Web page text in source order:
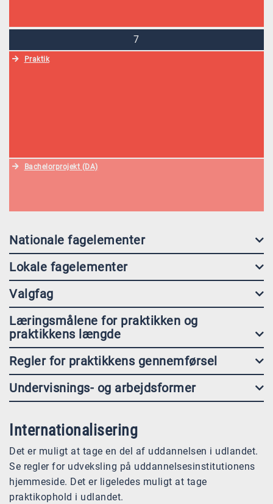
7
Praktik
Bachelorprojekt (DA)
Nationale fagelementer
Lokale fagelementer
Valgfag
Læringsmålene for praktikken og
praktikkens længde
Regler for praktikkens gennemførsel
Undervisnings- og arbejdsformer
Internationalisering
Det er muligt at tage en del af uddannelsen i udlandet.
Se regler for udveksling på uddannelsesinstitutionens
hjemmeside. Det er ligeledes muligt at tage
praktikophold i udlandet.